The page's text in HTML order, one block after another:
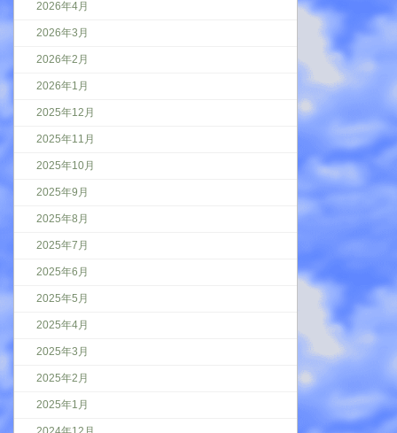
2026年4月
2026年3月
2026年2月
2026年1月
2025年12月
2025年11月
2025年10月
2025年9月
2025年8月
2025年7月
2025年6月
2025年5月
2025年4月
2025年3月
2025年2月
2025年1月